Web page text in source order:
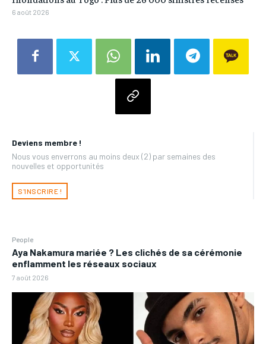
Deviens membre !
Nous vous enverrons au moins deux (2) par semaines des
nouvelles et opportunités
S'INSCRIRE !
People
Aya Nakamura mariée ? Les clichés de sa cérémonie
enflamment les réseaux sociaux
7 août 2026
6 août 2026